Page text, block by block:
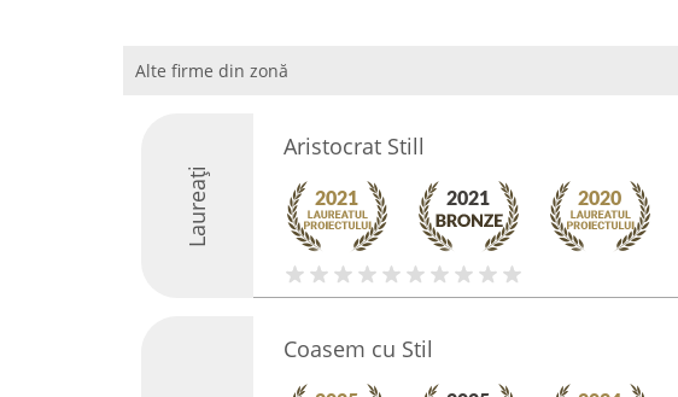
Alte firme din zonă
Laureați
Aristocrat Still
Coasem cu Stil